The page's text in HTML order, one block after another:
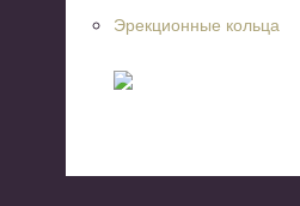
Эрекционные кольца